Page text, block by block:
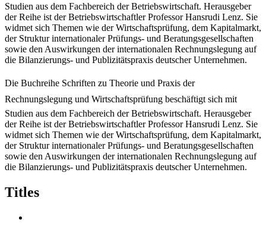
Studien aus dem Fachbereich der Betriebswirtschaft. Herausgeber
der Reihe ist der Betriebswirtschaftler Professor Hansrudi Lenz. Sie
widmet sich Themen wie der Wirtschaftsprüfung, dem Kapitalmarkt,
der Struktur internationaler Prüfungs- und Beratungsgesellschaften
sowie den Auswirkungen der internationalen Rechnungslegung auf
die Bilanzierungs- und Publizitätspraxis deutscher Unternehmen.
Die Buchreihe Schriften zu Theorie und Praxis der
Rechnungslegung und Wirtschaftsprüfung beschäftigt sich mit
Studien aus dem Fachbereich der Betriebswirtschaft. Herausgeber
der Reihe ist der Betriebswirtschaftler Professor Hansrudi Lenz. Sie
widmet sich Themen wie der Wirtschaftsprüfung, dem Kapitalmarkt,
der Struktur internationaler Prüfungs- und Beratungsgesellschaften
sowie den Auswirkungen der internationalen Rechnungslegung auf
die Bilanzierungs- und Publizitätspraxis deutscher Unternehmen.
Titles